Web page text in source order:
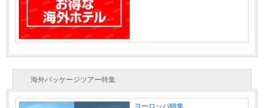
海外パッケージツアー特集
ヨーロッパ特集